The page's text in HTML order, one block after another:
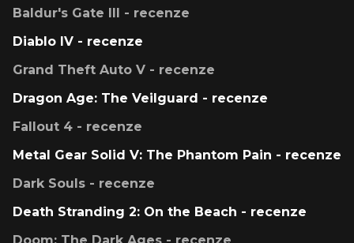
Baldur's Gate III - recenze
Diablo IV - recenze
Grand Theft Auto V - recenze
Dragon Age: The Veilguard - recenze
Fallout 4 - recenze
Metal Gear Solid V: The Phantom Pain - recenze
Dark Souls - recenze
Death Stranding 2: On the Beach - recenze